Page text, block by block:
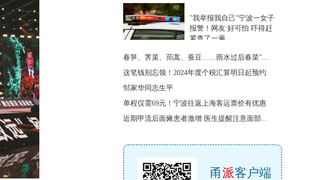
"我举报我自己"宁波一女子
报警！网友:好可怕 吓得赶
紧查了一遍
春笋、荠菜、茼蒿、蚕豆……雨水过后春菜"...
这笔钱别忘领！2024年度个税汇算明日起预约
邹家华同志生平
单程仅需69元！宁波往返上海客运票价有优惠
近期甲流后面瘫患者激增 医生提醒注意面部...
甬派客户端